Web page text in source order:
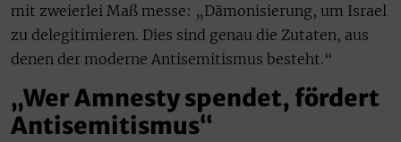
mit zweierlei Maß messe: „Dämonisierung, um Israel
zu delegitimieren. Dies sind genau die Zutaten, aus
denen der moderne Antisemitismus besteht.“
„Wer Amnesty spendet, fördert
Antisemitismus“